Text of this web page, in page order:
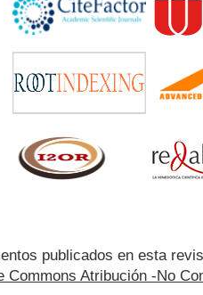
publicados en esta
Commons Atribución -No